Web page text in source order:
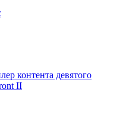
контента девятого
II